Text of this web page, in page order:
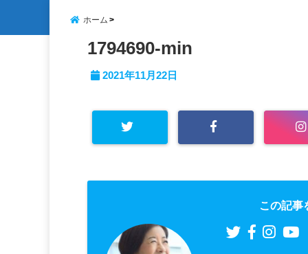
ホーム
1794690-min
2021年11月22日
この記事